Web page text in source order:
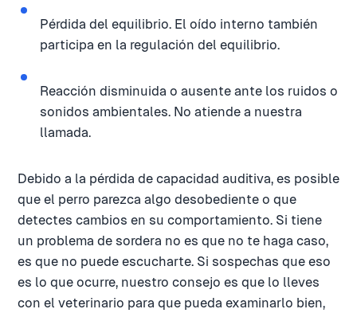
Pérdida del equilibrio. El oído interno también
participa en la regulación del equilibrio.
Reacción disminuida o ausente ante los ruidos o
sonidos ambientales. No atiende a nuestra
llamada.
Debido a la pérdida de capacidad auditiva, es posible
que el perro parezca algo desobediente o que
detectes cambios en su comportamiento. Si tiene
un problema de sordera no es que no te haga caso,
es que no puede escucharte. Si sospechas que eso
es lo que ocurre, nuestro consejo es que lo lleves
con el veterinario para que pueda examinarlo bien,